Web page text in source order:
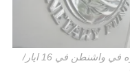
شعار صندوق النقد الدولي عند مدخل مقره في واشنطن في 16 ايار/